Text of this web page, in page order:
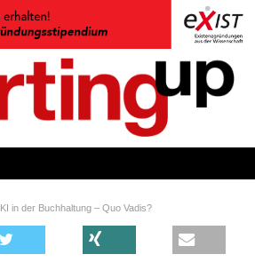
KI in der Buchhaltung – Quo Vadis?